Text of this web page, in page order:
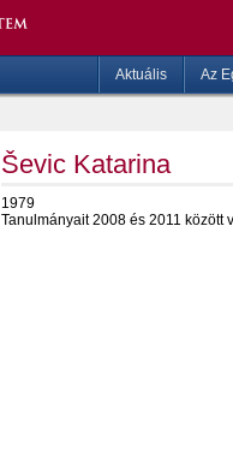
Aktuális Az
Ševic Katarina
1979
Tanulmányait 2008 és 2011 között